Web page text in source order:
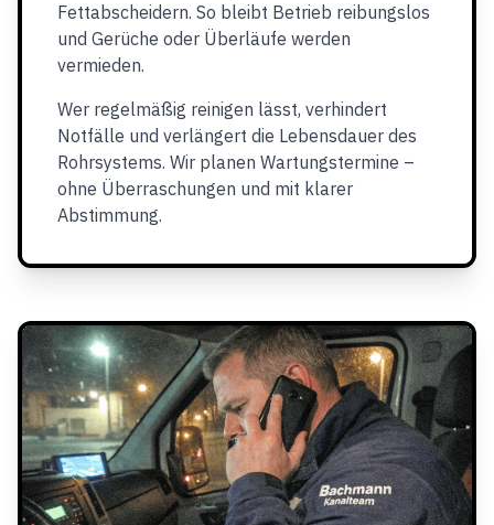
Fettabscheidern. So bleibt Betrieb reibungslos
und Gerüche oder Überläufe werden
vermieden.
Wer regelmäßig reinigen lässt, verhindert
Notfälle und verlängert die Lebensdauer des
Rohrsystems. Wir planen Wartungstermine –
ohne Überraschungen und mit klarer
Abstimmung.